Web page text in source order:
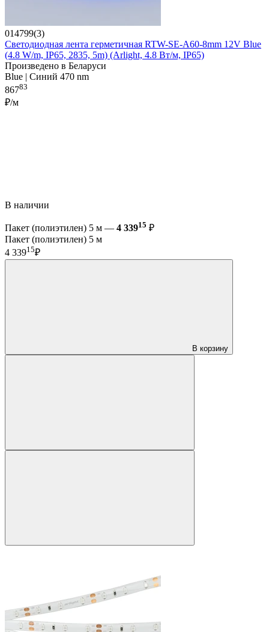
014799(3)
Светодиодная лента герметичная RTW-SE-A60-8mm 12V Blue
(4.8 W/m, IP65, 2835, 5m) (Arlight, 4.8 Вт/м, IP65)
Произведено в Беларуси
Blue | Синий 470 nm
86783
₽/м
В наличии
Пакет (полиэтилен) 5 м — 4 33915 ₽
Пакет (полиэтилен) 5 м
4 33915₽
В корзину